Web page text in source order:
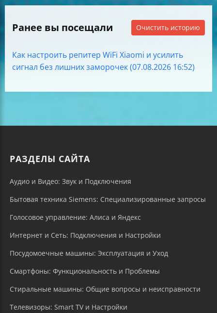
Ранее вы посещали Очистить историю
Как настроить репитер WiFi Xiaomi и усилить
сигнал без лишних заморочек (07.08.2026 16:52)
РАЗДЕЛЫ САЙТА
Аудио и Видео: Звук и Подключения
Бытовая техника Siemens: Специализированные запросы
Голосовое управление: Алиса и Яндекс
Интернет и Сеть: Подключения и Настройки
Посудомоечные машины: Эксплуатация и Уход
Смартфоны: Функциональность и Проблемы
Стиральные машины: Общие вопросы и неисправности
Телевизоры: Smart TV и Настройки